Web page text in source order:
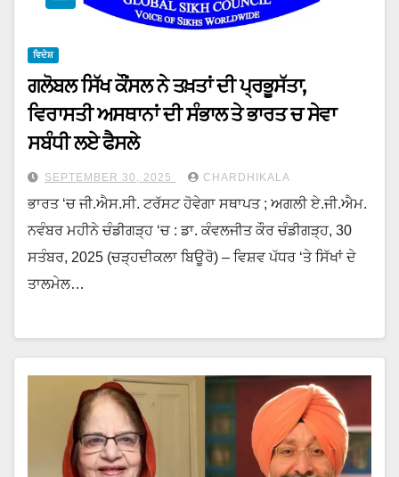
ਵਿਦੇਸ਼
ਗਲੋਬਲ ਸਿੱਖ ਕੌਂਸਲ ਨੇ ਤਖ਼ਤਾਂ ਦੀ ਪ੍ਰਭੂਸੱਤਾ,
ਵਿਰਾਸਤੀ ਅਸਥਾਨਾਂ ਦੀ ਸੰਭਾਲ ਤੇ ਭਾਰਤ ਚ ਸੇਵਾ
ਸਬੰਧੀ ਲਏ ਫੈਸਲੇ
SEPTEMBER 30, 2025 CHARDHIKALA
ਭਾਰਤ ‘ਚ ਜੀ.ਐਸ.ਸੀ. ਟਰੱਸਟ ਹੋਵੇਗਾ ਸਥਾਪਤ ; ਅਗਲੀ ਏ.ਜੀ.ਐਮ.
ਨਵੰਬਰ ਮਹੀਨੇ ਚੰਡੀਗੜ੍ਹ ‘ਚ : ਡਾ. ਕੰਵਲਜੀਤ ਕੌਰ ਚੰਡੀਗੜ੍ਹ, 30
ਸਤੰਬਰ, 2025 (ਚੜ੍ਹਦੀਕਲਾ ਬਿਊਰੋ) – ਵਿਸ਼ਵ ਪੱਧਰ ‘ਤੇ ਸਿੱਖਾਂ ਦੇ
ਤਾਲਮੇਲ…